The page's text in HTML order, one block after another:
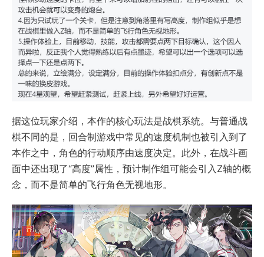
据这位玩家介绍，本作的核心玩法是战棋系统。与普通战
棋不同的是，回合制游戏中常见的速度机制也被引入到了
本作之中，角色的行动顺序由速度决定。此外，在战斗画
面中还出现了“高度”属性，预计制作组可能会引入Z轴的概
念，而不是简单的飞行角色无视地形。